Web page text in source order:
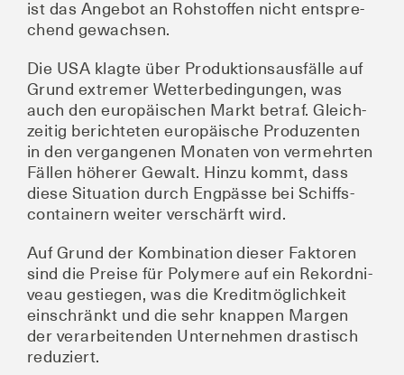
ist das Ange­bot an Roh­stof­fen nicht ent­spre­
chend gewachsen.
Die USA klag­te über Pro­duk­ti­ons­aus­fäl­le auf
Grund extre­mer Wet­ter­be­din­gun­gen, was
auch den euro­päi­schen Markt betraf. Gleich­
zei­tig berich­te­ten euro­päi­sche Pro­du­zen­ten
in den ver­gan­ge­nen Mona­ten von ver­mehr­ten
Fäl­len höhe­rer Gewalt. Hin­zu kommt, dass
die­se Situa­ti­on durch Eng­päs­se bei Schiffs­
con­tai­nern wei­ter ver­schärft wird.
Auf Grund der Kom­bi­na­ti­on die­ser Fak­to­ren
sind die Prei­se für Poly­me­re auf ein Rekord­ni­
veau gestie­gen, was die Kre­dit­mög­lich­keit
ein­schränkt und die sehr knap­pen Mar­gen
der ver­ar­bei­ten­den Unter­neh­men dras­tisch
reduziert.